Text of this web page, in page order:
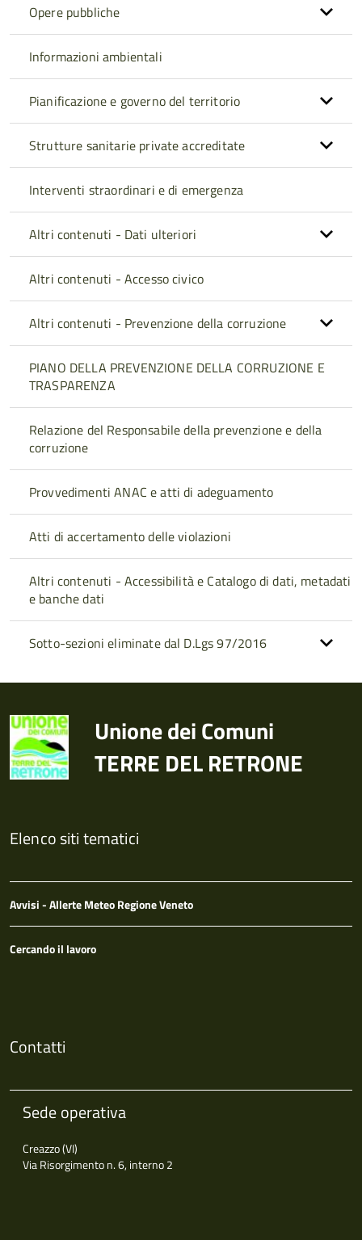
Opere pubbliche
Informazioni ambientali
Pianificazione e governo del territorio
Strutture sanitarie private accreditate
Interventi straordinari e di emergenza
Altri contenuti - Dati ulteriori
Altri contenuti - Accesso civico
Altri contenuti - Prevenzione della corruzione
PIANO DELLA PREVENZIONE DELLA CORRUZIONE E
TRASPARENZA
Relazione del Responsabile della prevenzione e della
corruzione
Provvedimenti ANAC e atti di adeguamento
Atti di accertamento delle violazioni
Altri contenuti - Accessibilità e Catalogo di dati, metadati
e banche dati
Sotto-sezioni eliminate dal D.Lgs 97/2016
Unione dei Comuni
TERRE DEL RETRONE
Elenco siti tematici
Avvisi - Allerte Meteo Regione Veneto
Cercando il lavoro
Contatti
Sede operativa
Creazzo (VI)
Via Risorgimento n. 6, interno 2